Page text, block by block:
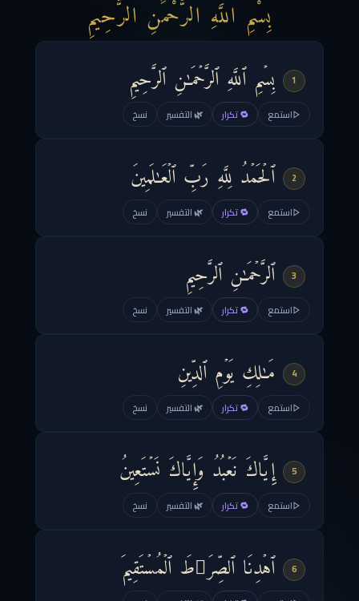
1 بِسۡمِ ٱللَّهِ ٱلرَّحۡمَـٰنِ ٱلرَّحِیمِ
استمع 🔁 تكرار 🌿 التفسير نسخ
2 ٱلۡحَمۡدُ لِلَّهِ رَبِّ ٱلۡعَـٰلَمِینَ
استمع 🔁 تكرار 🌿 التفسير نسخ
3 ٱلرَّحۡمَـٰنِ ٱلرَّحِیمِ
استمع 🔁 تكرار 🌿 التفسير نسخ
4 مَـٰلِكِ یَوۡمِ ٱلدِّینِ
استمع 🔁 تكرار 🌿 التفسير نسخ
5 إِیَّاكَ نَعۡبُدُ وَإِیَّاكَ نَسۡتَعِینُ
استمع 🔁 تكرار 🌿 التفسير نسخ
6 ٱهۡدِنَا ٱلصِّرَ ٰ⁠طَ ٱلۡمُسۡتَقِیمَ